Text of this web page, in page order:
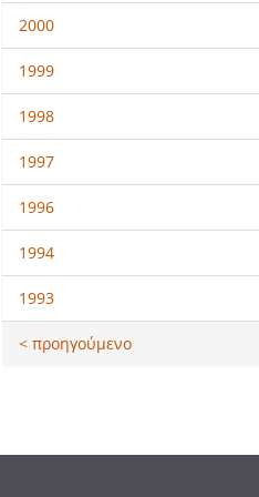
2000
1999
1998
1997
1996
1994
1993
< προηγούμενο